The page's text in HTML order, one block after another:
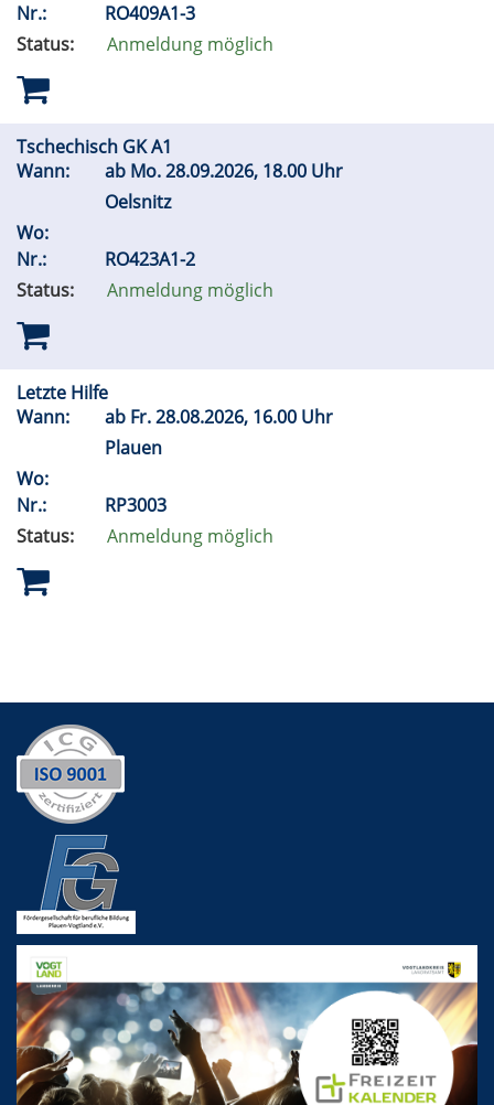
Nr.:
RO409A1-3
Status:
Anmeldung möglich
Tschechisch GK A1
Wann:
ab Mo.28.09.2026, 18.00 Uhr
Oelsnitz
Wo:
Nr.:
RO423A1-2
Status:
Anmeldung möglich
Letzte Hilfe
Wann:
ab Fr.28.08.2026, 16.00 Uhr
Plauen
Wo:
Nr.:
RP3003
Status:
Anmeldung möglich